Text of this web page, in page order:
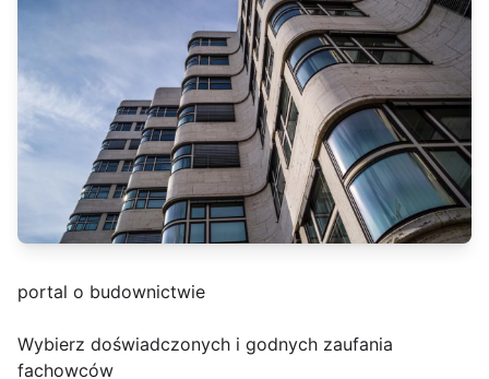
portal o budownictwie
Wybierz doświadczonych i godnych zaufania
fachowców